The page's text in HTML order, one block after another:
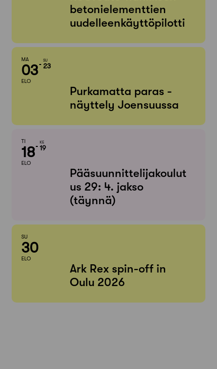
betonielementtien
uudelleenkäyttöpilotti
MA
03
ELO
SU
23
Purkamatta paras -
näyttely Joensuussa
TI
18
ELO
KE
19
Pääsuunnittelijakoulut
us 29: 4. jakso
(täynnä)
SU
30
ELO
Ark Rex spin-off in
Oulu 2026